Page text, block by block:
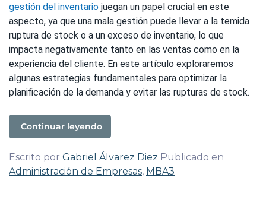
gestión del inventario juegan un papel crucial en este
aspecto, ya que una mala gestión puede llevar a la temida
ruptura de stock o a un exceso de inventario, lo que
impacta negativamente tanto en las ventas como en la
experiencia del cliente. En este artículo exploraremos
algunas estrategias fundamentales para optimizar la
planificación de la demanda y evitar las rupturas de stock.
Continuar leyendo
Escrito por Gabriel Álvarez Diez Publicado en
Administración de Empresas, MBA3